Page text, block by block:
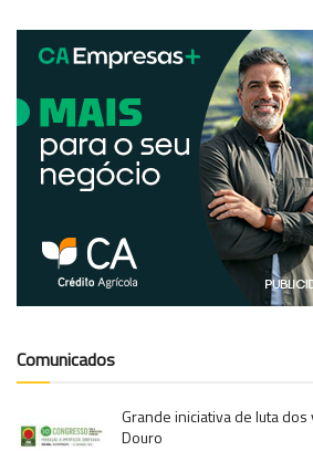
Comunicados
Grande iniciativa de luta
Douro